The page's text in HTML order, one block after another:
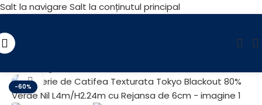
Salt la navigare Salt la conținutul principal
-60%
Fă clic pentru a mări